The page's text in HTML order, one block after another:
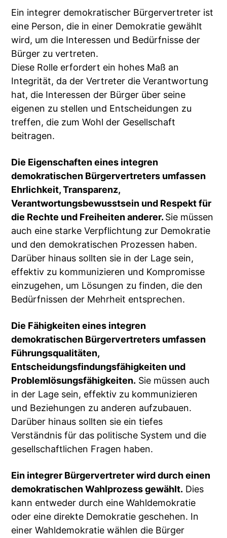
Ein integrer demokratischer Bürgervertreter ist
eine Person, die in einer Demokratie gewählt
wird, um die Interessen und Bedürfnisse der
Bürger zu vertreten.
Diese Rolle erfordert ein hohes Maß an
Integrität, da der Vertreter die Verantwortung
hat, die Interessen der Bürger über seine
eigenen zu stellen und Entscheidungen zu
treffen, die zum Wohl der Gesellschaft
beitragen.
Die Eigenschaften eines integren
demokratischen Bürgervertreters umfassen
Ehrlichkeit, Transparenz,
Verantwortungsbewusstsein und Respekt für
die Rechte und Freiheiten anderer. Sie müssen
auch eine starke Verpflichtung zur Demokratie
und den demokratischen Prozessen haben.
Darüber hinaus sollten sie in der Lage sein,
effektiv zu kommunizieren und Kompromisse
einzugehen, um Lösungen zu finden, die den
Bedürfnissen der Mehrheit entsprechen.
Die Fähigkeiten eines integren
demokratischen Bürgervertreters umfassen
Führungsqualitäten,
Entscheidungsfindungsfähigkeiten und
Problemlösungsfähigkeiten. Sie müssen auch
in der Lage sein, effektiv zu kommunizieren
und Beziehungen zu anderen aufzubauen.
Darüber hinaus sollten sie ein tiefes
Verständnis für das politische System und die
gesellschaftlichen Fragen haben.
Ein integrer Bürgervertreter wird durch einen
demokratischen Wahlprozess gewählt. Dies
kann entweder durch eine Wahldemokratie
oder eine direkte Demokratie geschehen. In
einer Wahldemokratie wählen die Bürger